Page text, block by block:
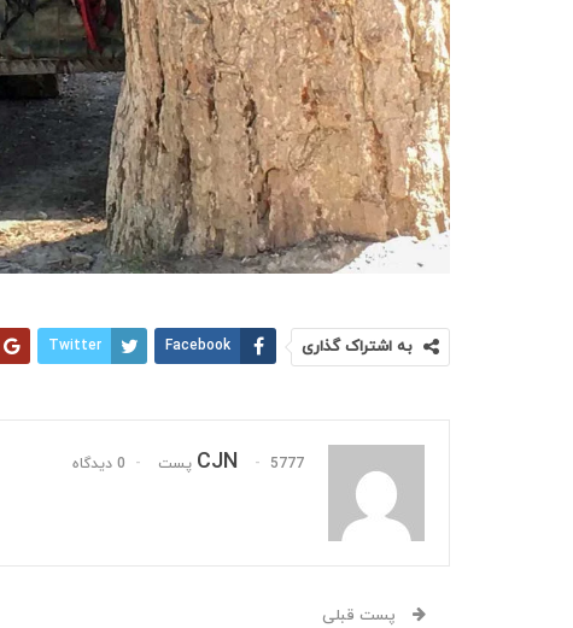
به اشتراک گذاری Facebook
Twitter
CJN 5777 پست 0 دیدگاه
پست قبلی